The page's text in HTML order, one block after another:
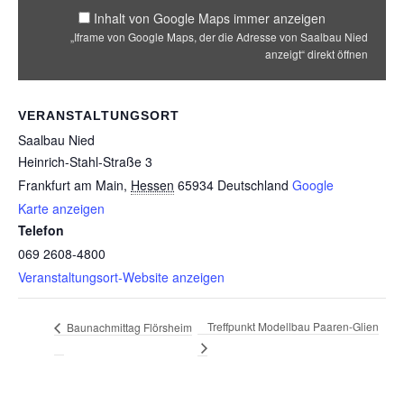
VERANSTALTUNGSORT
Saalbau Nied
Heinrich-Stahl-Straße 3
Frankfurt am Main, Hessen 65934 Deutschland Google
Karte anzeigen
Telefon
069 2608-4800
Veranstaltungsort-Website anzeigen
Inhalt von Google Maps immer anzeigen
„Iframe von Google Maps, der die Adresse von Saalbau Nied
anzeigt“ direkt öffnen
Baunachmittag Flörsheim Treffpunkt Modellbau Paaren-Glien